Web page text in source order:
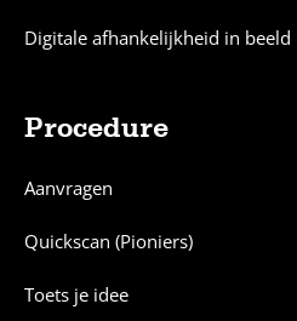
Digitale afhankelijkheid in beeld
Procedure
Aanvragen
Quickscan (Pioniers)
Toets je idee